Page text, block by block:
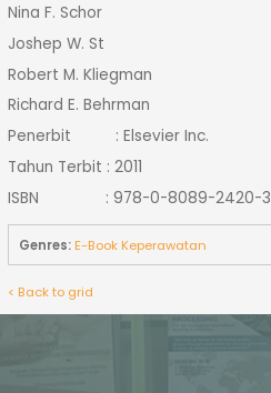
Nina F. Schor
Joshep W. St
Robert M. Kliegman
Richard E. Behrman
Penerbit : Elsevier Inc.
Tahun Terbit : 2011
ISBN : 978-0-8089-2420-3
Genres:E-Book Keperawatan
< Back to grid